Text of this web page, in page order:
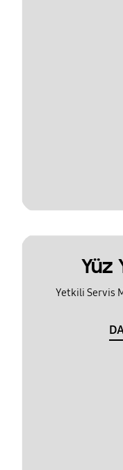
Yüz
Yetkili Servis